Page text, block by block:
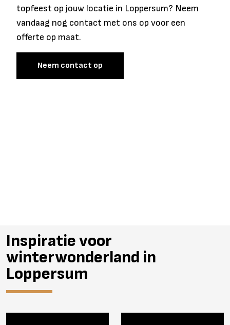
topfeest op jouw locatie in Loppersum? Neem
vandaag nog contact met ons op voor een
offerte op maat.
Neem contact op
Inspiratie voor
winterwonderland in
Loppersum